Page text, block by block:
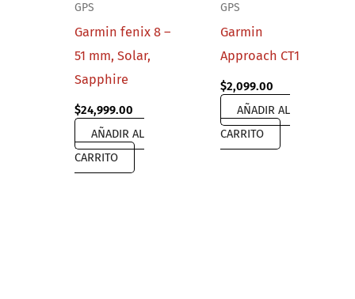
GPS
Garmin fenix 8 –
51 mm, Solar,
Sapphire
$24,999.00
AÑADIR AL
CARRITO
GPS
Garmin
Approach CT1
$2,099.00
AÑADIR AL
CARRITO